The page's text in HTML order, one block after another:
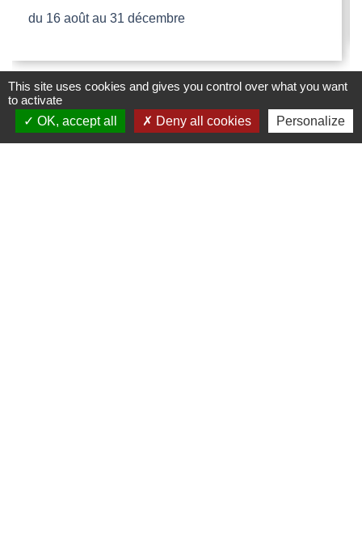
du 16 août au 31 décembre
This site uses cookies and gives you control over what you want
to activate
OK, accept all
Deny all cookies Personalize